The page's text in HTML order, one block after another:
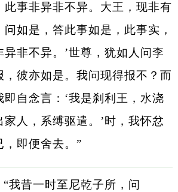
此事非异非不异。大王，现非有
如是，答此事如是，此事实，
非不异。’世尊，犹如人问李
，彼亦如是。我问现得报不？而
自念言：‘我是刹利王，水浇
人，系缚驱遣。’时，我怀忿
即便舍去。”
我昔一时至尼乾子所，问